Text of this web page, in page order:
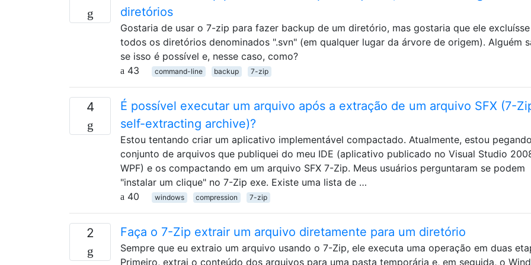
diretórios
Gostaria de usar o 7-zip para fazer backup de um diretório, mas gostaria que ele excluísse
todos os diretórios denominados ".svn" (em qualquer lugar da árvore de origem). Alguém
se isso é possível e, nesse caso, como?
43
command-line backup 7-zip
4
É possível executar um arquivo após a extração de um arquivo SFX (7-
self-extracting archive)?
Estou tentando criar um aplicativo implementável compactado. Atualmente, estou
conjunto de arquivos que publiquei do meu IDE (aplicativo publicado no Visual Studio
WPF) e os compactando em um arquivo SFX 7-Zip. Meus usuários perguntaram se podem
"instalar um clique" no 7-Zip exe. Existe uma lista de …
40
windows compression 7-zip
2 Faça o 7-Zip extrair um arquivo diretamente para um diretório
Sempre que eu extraio um arquivo usando o 7-Zip, ele executa uma operação em duas
Primeiro, extrai o conteúdo dos arquivos para uma pasta temporária e, em seguida, o